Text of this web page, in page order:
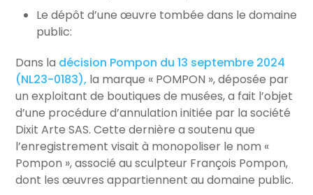
Le dépôt d’une œuvre tombée dans le domaine
public:
Dans la décision Pompon du 13 septembre 2024
(NL23-0183), la marque « POMPON », déposée par
un exploitant de boutiques de musées, a fait l’objet
d’une procédure d’annulation initiée par la société
Dixit Arte SAS. Cette dernière a soutenu que
l’enregistrement visait à monopoliser le nom «
Pompon », associé au sculpteur François Pompon,
dont les œuvres appartiennent au domaine public.